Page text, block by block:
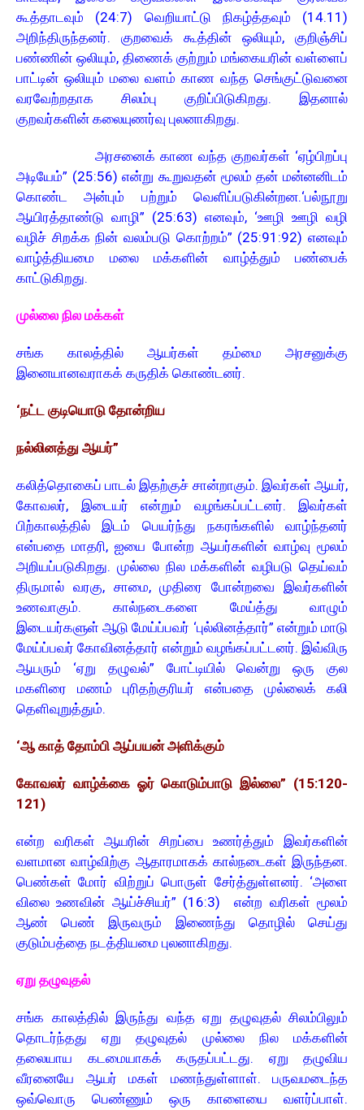
கூத்தாடவும் (24:7) வெறியாட்டு நிகழ்த்தவும் (14.11)
அறிந்திருந்தனர். குறவைக் கூத்தின் ஒலியும், குறிஞ்சிப்
பண்ணின் ஒலியும், திணைக் குற்றும் மங்கையரின் வள்ளைப்
பாட்டின் ஒலியும் மலை வளம் காண வந்த செங்குட்டுவனை
வரவேற்றதாக சிலம்பு குறிப்பிடுகிறது. இதனால்
குறவர்களின் கலையுணர்வு புலனாகிறது.
அரசனைக் காண வந்த குறவர்கள் ‘ஏழ்பிறப்பு
அடியேம்” (25:56) என்று கூறுவதன் மூலம் தன் மன்னனிடம்
கொண்ட அன்பும் பற்றும் வெளிப்படுகின்றன. ‘பல்நூறு
ஆயிரத்தாண்டு வாழி” (25:63) எனவும், ‘ஊழி ஊழி வழி
வழிச் சிறக்க நின் வலம்படு கொற்றம்” (25:91:92) எனவும்
வாழ்த்தியமை மலை மக்களின் வாழ்த்தும் பண்பைக்
காட்டுகிறது.
முல்லை நில மக்கள்
சங்க காலத்தில் ஆயர்கள் தம்மை அரசனுக்கு
இனையானவராகக் கருதிக் கொண்டனர்.
‘நட்ட குடியொடு தோன்றிய
நல்லினத்து ஆயர்”
கலித்தொகைப் பாடல் இதற்குச் சான்றாகும். இவர்கள் ஆயர்,
கோவலர், இடையர் என்றும் வழங்கப்பட்டனர். இவர்கள்
பிற்காலத்தில் இடம் பெயர்ந்து நகரங்களில் வாழ்ந்தனர்
என்பதை மாதரி, ஐயை போன்ற ஆயர்களின் வாழ்வு மூலம்
அறியப்படுகிறது. முல்லை நில மக்களின் வழிபடு தெய்வம்
திருமால் வரகு, சாமை, முதிரை போன்றவை இவர்களின்
உணவாகும். கால்நடைகளை மேய்த்து வாழும்
இடையர்களுள் ஆடு மேய்ப்பவர் ‘புல்லினத்தார்” என்றும் மாடு
மேய்ப்பவர் கோவினத்தார் என்றும் வழங்கப்பட்டனர். இவ்விரு
ஆயரும் ‘ஏறு தழுவல்” போட்டியில் வென்று ஒரு குல
மகளிரை மணம் புரிதற்குரியர் என்பதை முல்லைக் கலி
தெளிவுறுத்தும்.
‘ஆ காத் தோம்பி ஆப்பயன் அளிக்கும்
கோவலர் வாழ்க்கை ஓர் கொடும்பாடு இல்லை” (15:120-
121)
என்ற வரிகள் ஆயரின் சிறப்பை உணர்த்தும் இவர்களின்
வளமான வாழ்விற்கு ஆதாரமாகக் கால்நடைகள் இருந்தன.
பெண்கள் மோர் விற்றுப் பொருள் சேர்த்துள்ளனர். ‘அளை
விலை உணவின் ஆய்ச்சியர்” (16:3) என்ற வரிகள் மூலம்
ஆண் பெண் இருவரும் இணைந்து தொழில் செய்து
குடும்பத்தை நடத்தியமை புலனாகிறது.
ஏறு தழுவுதல்
சங்க காலத்தில் இருந்து வந்த ஏறு தழுவுதல் சிலம்பிலும்
தொடர்ந்தது ஏறு தழுவுதல் முல்லை நில மக்களின்
தலையாய கடமையாகக் கருதப்பட்டது. ஏறு தழுவிய
வீரனையே ஆயர் மகள் மணந்துள்ளாள். பருவமடைந்த
ஒவ்வொரு பெண்ணும் ஒரு காளையை வளர்ப்பாள்.